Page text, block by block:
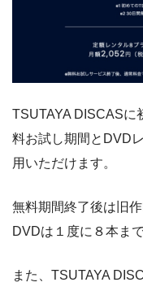
TSUTAYA DISCASに
料お試し期間とDVD
用いただけます。
無料期間終了後は旧
DVDは１度に８本ま
また、TSUTAYA